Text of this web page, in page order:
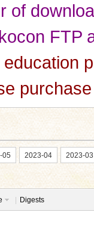
of
FTP
05 2023-04 2023-03
Digests